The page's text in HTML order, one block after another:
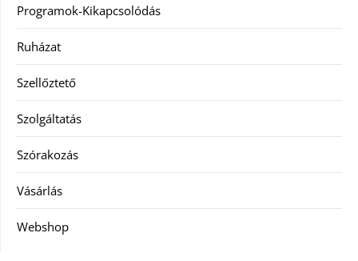
Programok-Kikapcsolódás
Ruházat
Szellőztető
Szolgáltatás
Szórakozás
Vásárlás
Webshop